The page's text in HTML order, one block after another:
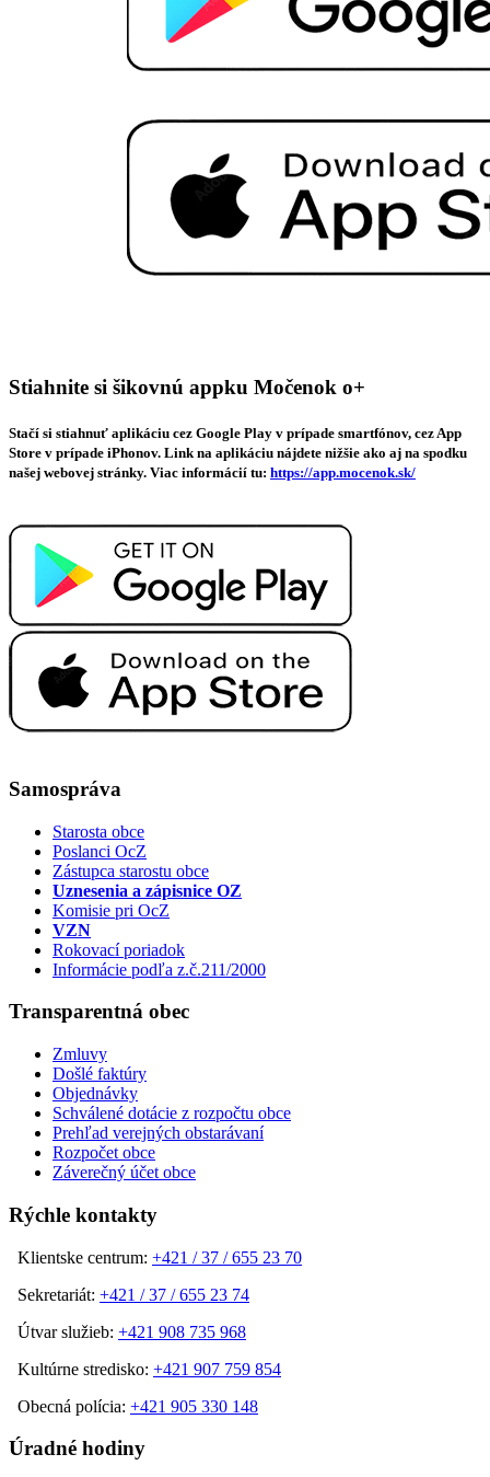
Stiahnite si šikovnú appku Močenok o+
Stačí si stiahnuť aplikáciu cez Google Play v prípade smartfónov, cez App
Store v prípade iPhonov. Link na aplikáciu nájdete nižšie ako aj na spodku
našej webovej stránky. Viac informácií tu: https://app.mocenok.sk/
Samospráva
Starosta obce
Poslanci OcZ
Zástupca starostu obce
Uznesenia a zápisnice OZ
Komisie pri OcZ
VZN
Rokovací poriadok
Informácie podľa z.č.211/2000
Transparentná obec
Zmluvy
Došlé faktúry
Objednávky
Schválené dotácie z rozpočtu obce
Prehľad verejných obstarávaní
Rozpočet obce
Záverečný účet obce
Rýchle kontakty
Klientske centrum: +421 / 37 / 655 23 70
Sekretariát: +421 / 37 / 655 23 74
Útvar služieb: +421 908 735 968
Kultúrne stredisko: +421 907 759 854
Obecná polícia: +421 905 330 148
Úradné hodiny